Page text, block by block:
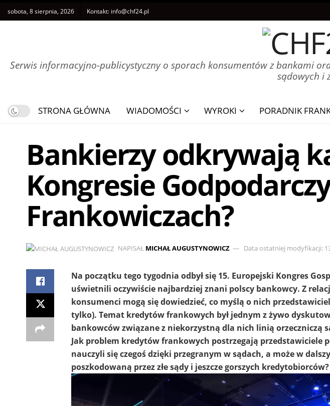
sobota, 8 sierpnia, 2026 Kontakt: info@chf24.pl
Serwis informacyjno-publicystyczny o sporach konsumentów z bankami
sądowych i
STRONA GŁÓWNA WIADOMOŚCI WYROKI PORADNIK
Bankierzy odkrywają
Kongresie
Frankowiczach?
NAPISAŁ MICHAŁ AUGUSTYNOWICZ Data ostatniej modyfikacji:
Na początku tego tygodnia odbył się 15. Europejski Kongres
uświetnili oczywiście najbardziej znani polscy bankowcy. Z
konsumenci mogą się dowiedzieć, co myślą o nich
tylko). Temat kredytów frankowych był jednym z żywo
bankowców związane z niekorzystną dla nich linią orzeczniczą
Jak problem kredytów frankowych postrzegają przedstawiciele
nauczyli się czegoś dzięki przegranym w sądach, a może w
poszkodowaną przez złe sądy i jeszcze gorszych kredytobiorców?